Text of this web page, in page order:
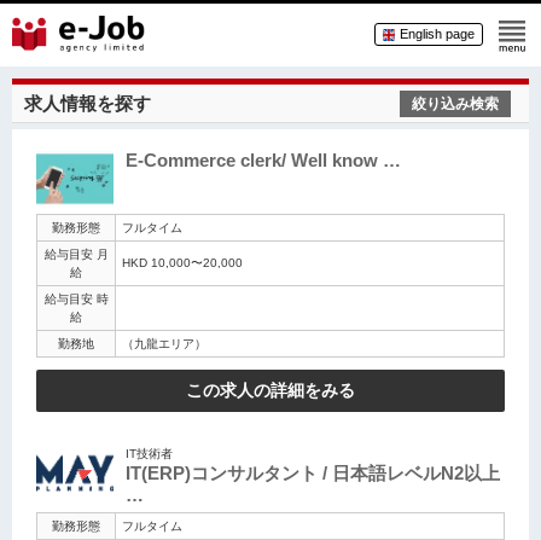
English page
求人情報を探す 絞り込み検索
E-Commerce clerk/ Well know …
勤務形態
フルタイム
給与目安 月
給
HKD 10,000〜20,000
給与目安 時
給
勤務地
（九龍エリア）
この求人の詳細をみる
IT技術者
IT(ERP)コンサルタント / 日本語レベルN2以上
…
勤務形態
フルタイム